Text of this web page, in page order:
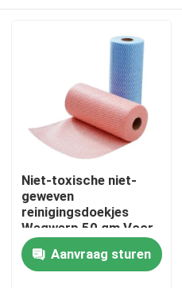
Niet-toxische niet-
geweven
reinigingsdoekjes
Wegwerp 50 gm Voor
afwas
Aanvraag sturen